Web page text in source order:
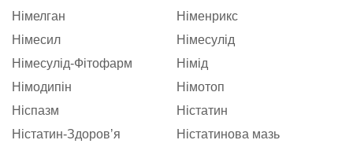
Німелган
Німенрикс
Німесил
Німесулід
Німесулід-Фітофарм
Німід
Німодипін
Німотоп
Ніспазм
Ністатин
Ністатин-Здоровʼя
Ністатинова мазь